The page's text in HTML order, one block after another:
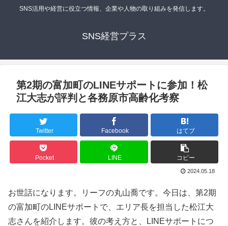
SNS活用や経営に役立つ情報、企業や人物の取り組みを発信します。
SNS経営プラス
第2期の富加町のLINEサポートに参加！松
江大志が評判と各務原市高齢化考察
Twitter Facebook はてブ
Pocket LINE コピー
2024.05.18
お世話になります。リーフの丸山喬です。今日は、第2期
の富加町のLINEサポートで、エリア長を担当した松江大
志さんを紹介します。彼の考え方と、LINEサポートにつ